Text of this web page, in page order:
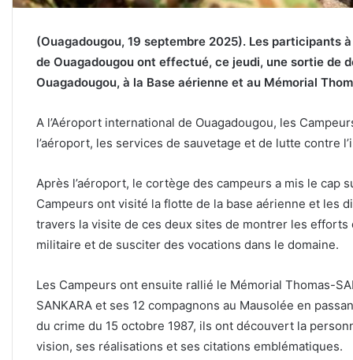
(Ouagadougou, 19 septembre 2025). Les participants
de Ouagadougou ont effectué, ce jeudi, une sortie de
Ouagadougou, à la Base aérienne et au Mémorial
A l’Aéroport international de Ouagadougou, les
l’aéroport, les services de sauvetage et de lutte contre
Après l’aéroport, le cortège des campeurs a mis le cap
Campeurs ont visité la flotte de la base aérienne et les
travers la visite de ces deux sites de montrer les efforts
militaire et de susciter des vocations dans le domaine.
Les Campeurs ont ensuite rallié le Mémorial Thomas-
SANKARA et ses 12 compagnons au Mausolée en
du crime du 15 octobre 1987, ils ont découvert la
vision, ses réalisations et ses citations emblématiques.